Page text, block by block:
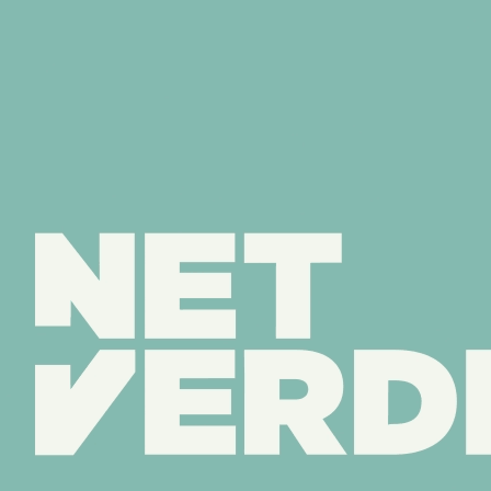
NetVerder.De energie van
straks.